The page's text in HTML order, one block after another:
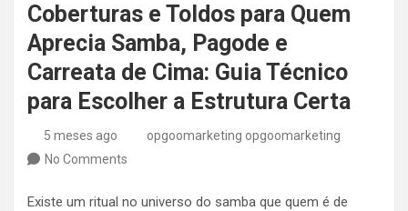
Coberturas e Toldos para Quem
Aprecia Samba, Pagode e
Carreata de Cima: Guia Técnico
para Escolher a Estrutura Certa
5 meses ago
opgoomarketing opgoomarketing
No Comments
Existe um ritual no universo do samba que quem é de